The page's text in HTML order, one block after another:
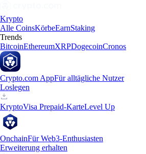
Krypto
Alle CoinsKörbeEarnStaking
Trends
BitcoinEthereumXRPDogecoinCronos
Crypto.com AppFür alltägliche Nutzer
Loslegen
KryptoVisa Prepaid-KarteLevel Up
OnchainFür Web3-Enthusiasten
Erweiterung erhalten